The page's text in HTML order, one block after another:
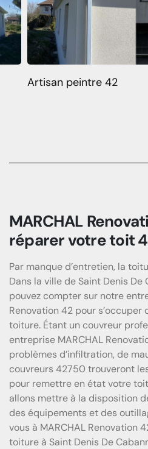
Artisan peintre 42
MARCHAL
réparer votre toit
Par manque d’entretien, la
Dans la ville de Saint Denis De
pouvez compter sur notre
Renovation 42 pour
toiture. Étant un couvreur
entreprise MARCHAL
problèmes d’infiltration, de
couvreurs 42750 trouveront
pour remettre en état votre
allons mettre à la disposition
des équipements et des
vous à MARCHAL Renovation
toiture à Saint Denis De